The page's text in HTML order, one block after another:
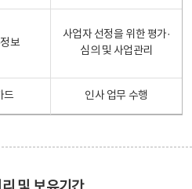
보
사업자 선정을 위한 평가·
심의 및 사업관리
드 인사 업무 수행